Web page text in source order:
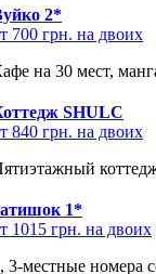
2*
700 грн. на двоих
на 30 мест,
SHULC
840 грн. на двоих
1*
1015 грн. на двоих
3-местные номера